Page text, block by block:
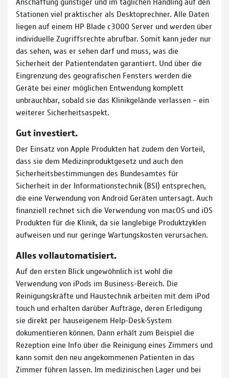
Stationen viel praktischer als Desktoprechner. Alle Daten
liegen auf einem HP Blade c3000 Server und werden über
individuelle Zugriffsrechte abrufbar. Somit kann jeder nur
das sehen, was er sehen darf und muss, was die
Sicherheit der Patientendaten garantiert. Und über die
Eingrenzung des geografischen Fensters werden die
Geräte bei einer möglichen Entwendung komplett
unbrauchbar, sobald sie das Klinikgelände verlassen – ein
weiterer Sicherheitsaspekt.
Gut investiert.
Der Einsatz von Apple Produkten hat zudem den Vorteil,
dass sie dem Medizinproduktgesetz und auch den
Sicherheitsbestimmungen des Bundesamtes für
Sicherheit in der Informationstechnik (BSI) entsprechen,
die eine Verwendung von Android Geräten untersagt. Auch
finanziell rechnet sich die Verwendung von macOS und iOS
Produkten für die Klinik, da sie langlebige Produktzyklen
aufweisen und nur geringe Wartungskosten verursachen.
Alles vollautomatisiert.
Auf den ersten Blick ungewöhnlich ist wohl die
Verwendung von iPods im Business-Bereich. Die
Reinigungskräfte und Haustechnik arbeiten mit dem iPod
touch und erhalten darüber Aufträge, deren Erledigung
sie direkt per hauseigenem Help-Desk-System
dokumentieren können. Dann erhält zum Beispiel die
Rezeption eine Info über die Reinigung eines Zimmers und
kann somit den neu angekommenen Patienten in das
Zimmer führen lassen. Im medizinischen Lager und bei